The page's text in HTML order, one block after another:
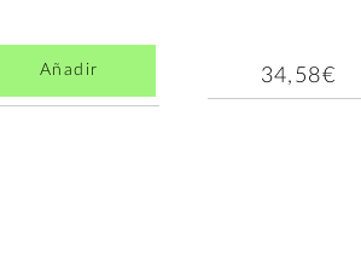
Añadir 34,58€